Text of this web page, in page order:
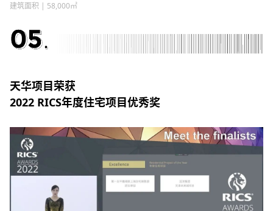
建筑面积 | 58,000㎡
天华项目荣获
2022 RICS年度住宅项目优秀奖